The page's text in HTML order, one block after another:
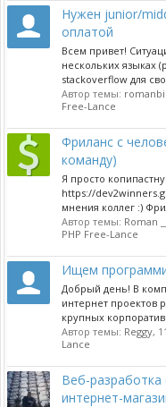
Нужен junior/
оплатой
Всем привет!
нескольких языках
stackoverflow для
Автор темы:
Free-Lance
Фриланс с
команду)
Я просто копипастну
https://
мнения коллег :)
Автор темы: Roman
PHP Free-Lance
Ищем
Добрый день! В
интернет проектов
крупных
Автор темы: Reggy,
Lance
Веб-разработка
интернет-